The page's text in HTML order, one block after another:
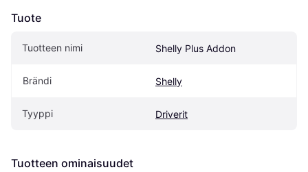
Tuote
Tuotteen nimi Shelly Plus Addon
Brändi Shelly
Tyyppi Driverit
Tuotteen ominaisuudet